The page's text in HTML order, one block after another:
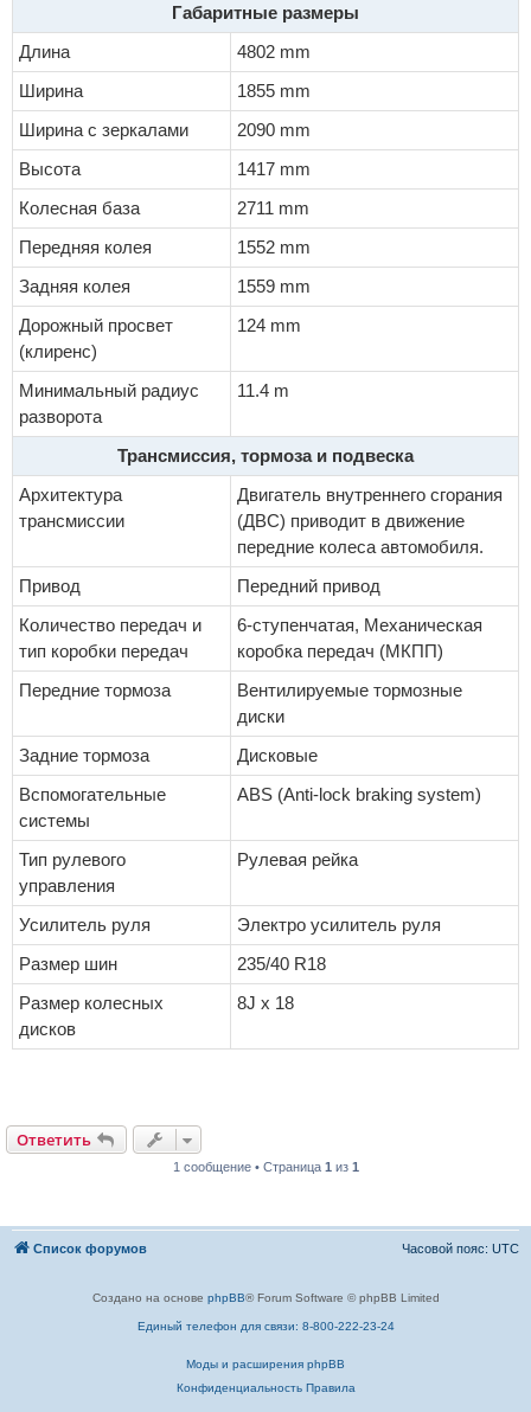
Габаритные размеры
Длина
4802 mm
Ширина
1855 mm
Ширина с зеркалами
2090 mm
Высота
1417 mm
Колесная база
2711 mm
Передняя колея
1552 mm
Задняя колея
1559 mm
Дорожный просвет
(клиренс)
124 mm
Минимальный радиус
разворота
11.4 m
Трансмиссия, тормоза и подвеска
Архитектура
трансмиссии
Двигатель внутреннего сгорания
(ДВС) приводит в движение
передние колеса автомобиля.
Привод
Передний привод
Количество передач и
тип коробки передач
6-ступенчатая, Механическая
коробка передач (МКПП)
Передние тормоза
Вентилируемые тормозные
диски
Задние тормоза
Дисковые
Вспомогательные
системы
ABS (Anti-lock braking system)
Тип рулевого
управления
Рулевая рейка
Усилитель руля
Электро усилитель руля
Размер шин
235/40 R18
Размер колесных
дисков
8J x 18
Ответить
1 сообщение • Страница 1 из 1
Список форумов Часовой пояс: UTC
Создано на основе phpBB® Forum Software © phpBB Limited
Единый телефон для связи: 8-800-222-23-24
Моды и расширения phpBB
Конфиденциальность Правила